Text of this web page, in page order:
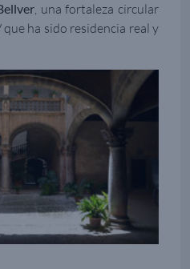
, una fortaleza circular
ha sido residencia real y